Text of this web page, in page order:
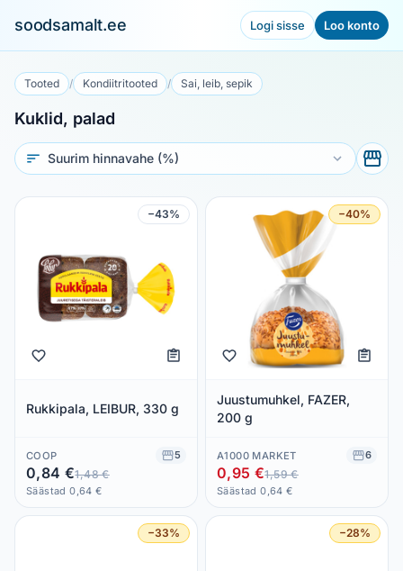
soodsamalt.ee Logi sisse Loo konto
Tooted / Kondiitritooted / Sai, leib, sepik
Kuklid, palad
Sorteeri
−43%
Rukkipala, LEIBUR, 330 g
COOP 5
0,84 €1,48 €
Säästad 0,64 €
−40%
Juustumuhkel, FAZER,
200 g
A1000 MARKET 6
0,95 €1,59 €
Säästad 0,64 €
−33% −28%